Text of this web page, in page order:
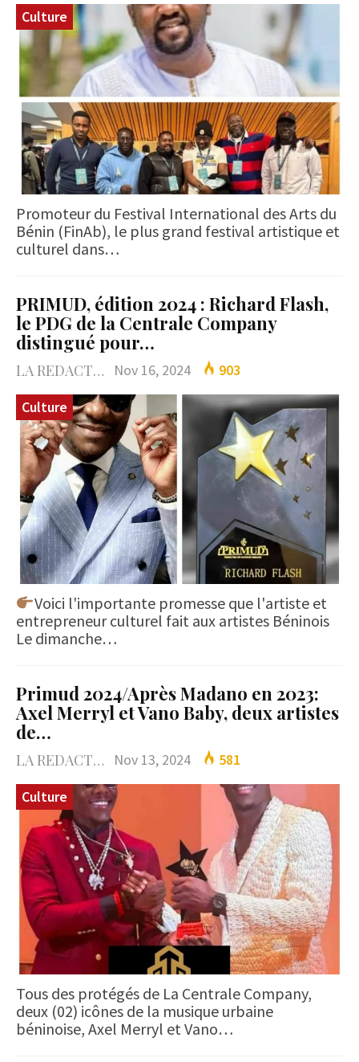
Culture
Promoteur du Festival International des Arts du
Bénin (FinAb), le plus grand festival artistique et
culturel dans…
PRIMUD, édition 2024 : Richard Flash,
le PDG de la Centrale Company
distingué pour…
LA REDACTION Nov 16, 2024
903
Culture
Voici l'importante promesse que l'artiste et
entrepreneur culturel fait aux artistes Béninois
Le dimanche…
Primud 2024/Après Madano en 2023:
Axel Merryl et Vano Baby, deux artistes
de…
LA REDACTION Nov 13, 2024
581
Culture
Tous des protégés de La Centrale Company,
deux (02) icônes de la musique urbaine
béninoise, Axel Merryl et Vano…